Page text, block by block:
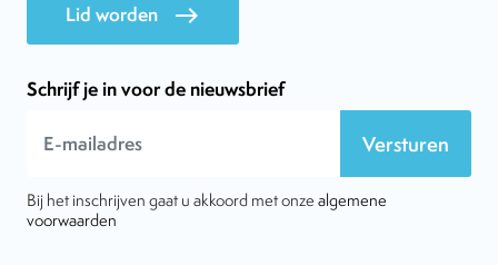
Lid worden east
Schrijf je in voor de nieuwsbrief
Versturen
Bij het inschrijven gaat u akkoord met onze algemene
voorwaarden